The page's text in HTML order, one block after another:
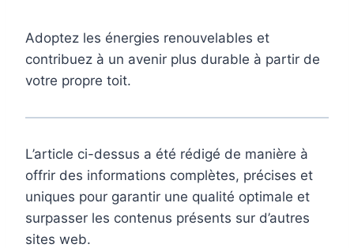
Adoptez les énergies renouvelables et
contribuez à un avenir plus durable à partir de
votre propre toit.
L’article ci-dessus a été rédigé de manière à
offrir des informations complètes, précises et
uniques pour garantir une qualité optimale et
surpasser les contenus présents sur d’autres
sites web.